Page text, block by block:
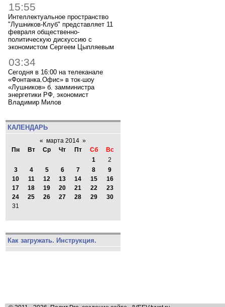
15:55
Интеллектуальное пространство
"Лушников-Клуб" представляет 11
февраля общественно-
политическую дискуссию с
экономистом Сергеем Цыпляевым
03:34
Сегодня в 16:00 на телеканале
«Фонтанка.Офис» в ток-шоу
«Лушников» б. замминистра
энергетики РФ, экономист
Владимир Милов
КАЛЕНДАРЬ
« марта 2014 »
Пн
Вт Ср Чт Пт Сб
Вс
1
2
3
4 5 6 7 8
9
10
11 12 13 14 15
16
17
18 19 20 21 22
23
24
25 26 27 28 29
30
31
Как загружать. Инструкция.